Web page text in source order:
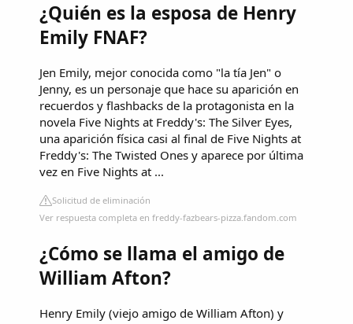
¿Quién es la esposa de Henry
Emily FNAF?
Jen Emily, mejor conocida como "la tía Jen" o
Jenny, es un personaje que hace su aparición en
recuerdos y flashbacks de la protagonista en la
novela Five Nights at Freddy's: The Silver Eyes,
una aparición física casi al final de Five Nights at
Freddy's: The Twisted Ones y aparece por última
vez en Five Nights at ...
Solicitud de eliminación
Ver respuesta completa en freddy-fazbears-pizza.fandom.com
¿Cómo se llama el amigo de
William Afton?
Henry Emily (viejo amigo de William Afton) y